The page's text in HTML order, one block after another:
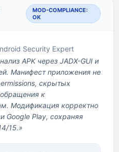
MOD-COMPLIANCE:
OK
Security Expert
APK через JADX-GUI и
Манифест приложения не
скрытых
к
Модификация корректно
Google Play, сохраняя
15.»